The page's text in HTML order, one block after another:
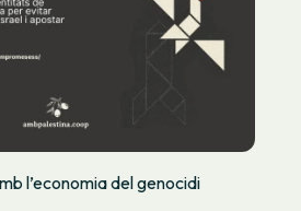
l’economia del genocidi